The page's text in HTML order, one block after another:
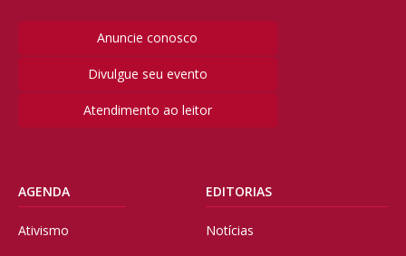
Anuncie conosco
Divulgue seu evento
Atendimento ao leitor
AGENDA
Ativismo
EDITORIAS
Notícias